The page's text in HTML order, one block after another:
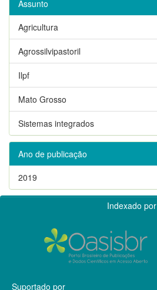
Assunto
Agricultura
Agrossilvipastoril
Ilpf
Mato Grosso
Sistemas integrados
Ano de publicação
2019
Indexado por
Suportado por